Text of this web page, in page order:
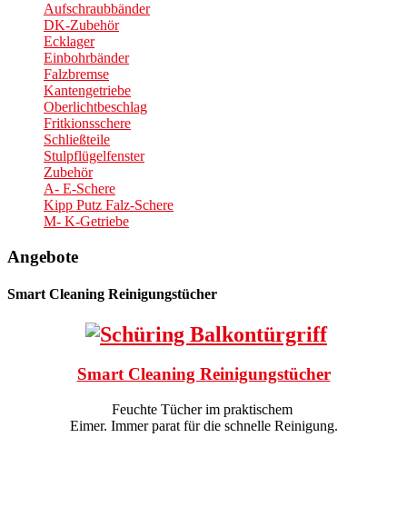
Aufschraubbänder
DK-Zubehör
Ecklager
Einbohrbänder
Falzbremse
Kantengetriebe
Oberlichtbeschlag
Fritkionsschere
Schließteile
Stulpflügelfenster
Zubehör
A- E-Schere
Kipp Putz Falz-Schere
M- K-Getriebe
Angebote
Smart Cleaning Reinigungstücher
Smart Cleaning Reinigungstücher
Feuchte Tücher im praktischem
Eimer. Immer parat für die schnelle Reinigung.